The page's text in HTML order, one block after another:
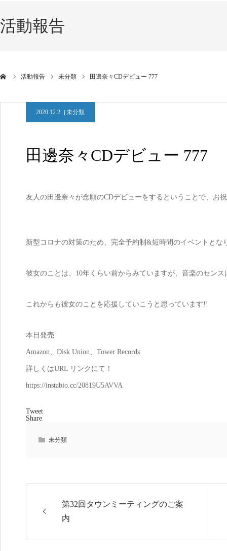
活動報告
活動報告 未分類 田邊奈々CDデビュー 777
2020.12.2 未分類
田邊奈々CDデビュー 777
友人の田邊奈々が念願のCDデビューをするということで、お
新型コロナの対策のため、完全予約制&短時間のイベントと
彼女のことは、10年くらい前からみていますが、音楽のセンス
これからも彼女のことを応援していこうと思っています‼️
本日発売
Amazon、Disk Union、Tower Records
詳しくはURL リンクにて！
https://instabio.cc/20819U5AVVA
Tweet
Share
未分類
第32回タウンミーティングのご案
内